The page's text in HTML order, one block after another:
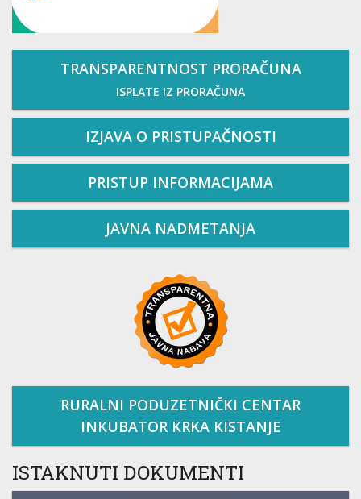
TRANSPARENTNOST PRORAČUNA
ISPLATE IZ PRORAČUNA
IZJAVA O PRISTUPAČNOSTI
PRISTUP INFORMACIJAMA
JAVNA NADMETANJA
RURALNI PODUZETNIČKI CENTAR
INKUBATOR KRKA KISTANJE
ISTAKNUTI DOKUMENTI